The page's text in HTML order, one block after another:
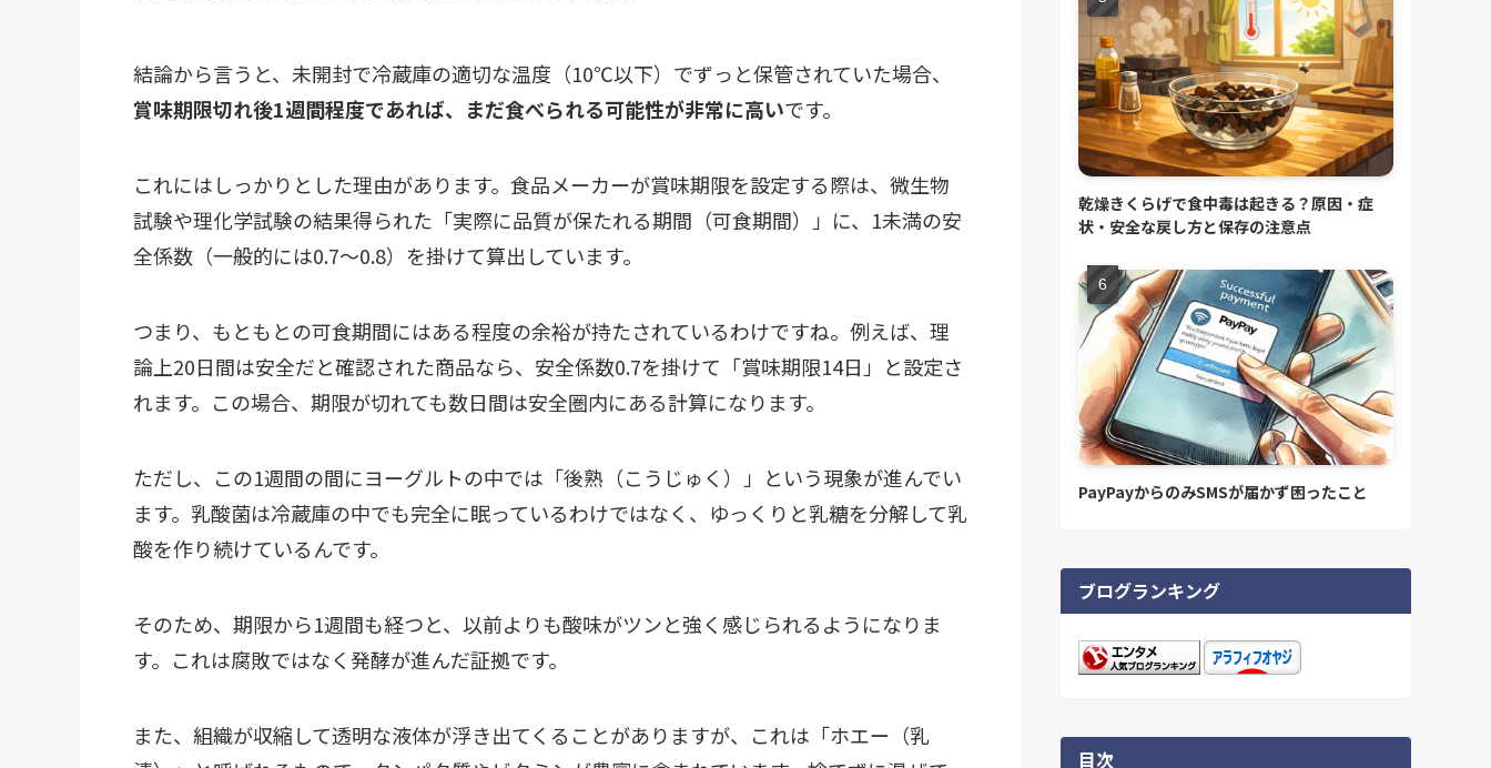
結論から言うと、未開封で冷蔵庫の適切な温度（10℃以下）でずっと保管されていた場合、
賞味期限切れ後1週間程度であれば、まだ食べられる可能性が非常に高いです。
これにはしっかりとした理由があります。食品メーカーが賞味期限を設定する際は、微生物
試験や理化学試験の結果得られた「実際に品質が保たれる期間（可食期間）」に、1未満の安
全係数（一般的には0.7〜0.8）を掛けて算出しています。
つまり、もともとの可食期間にはある程度の余裕が持たされているわけですね。例えば、理
論上20日間は安全だと確認された商品なら、安全係数0.7を掛けて「賞味期限14日」と設定さ
れます。この場合、期限が切れても数日間は安全圏内にある計算になります。
ただし、この1週間の間にヨーグルトの中では「後熟（こうじゅく）」という現象が進んでい
ます。乳酸菌は冷蔵庫の中でも完全に眠っているわけではなく、ゆっくりと乳糖を分解して乳
酸を作り続けているんです。
そのため、期限から1週間も経つと、以前よりも酸味がツンと強く感じられるようになりま
す。これは腐敗ではなく発酵が進んだ証拠です。
また、組織が収縮して透明な液体が浮き出てくることがありますが、これは「ホエー（乳
乾燥きくらげで食中毒は起きる？原因・症
状・安全な戻し方と保存の注意点
PayPayからのみSMSが届かず困ったこと
ブログランキング
目次